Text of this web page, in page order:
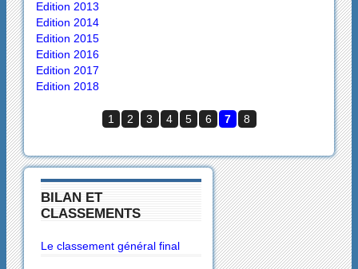
Edition 2013
Edition 2014
Edition 2015
Edition 2016
Edition 2017
Edition 2018
1 2 3 4 5 6 7 8
BILAN ET
CLASSEMENTS
Le classement général final